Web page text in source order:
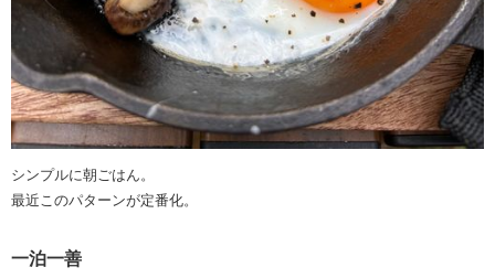
シンプルに朝ごはん。
最近このパターンが定番化。
一泊一善